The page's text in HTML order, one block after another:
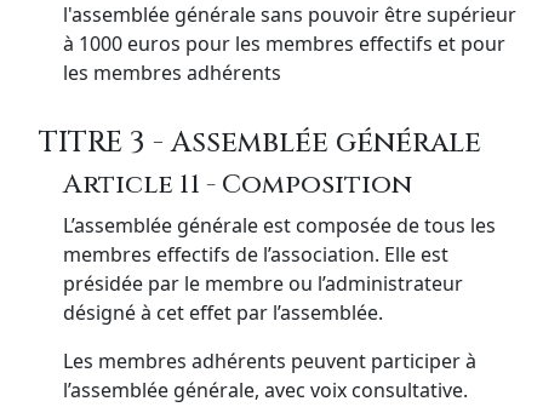
l'assemblée générale sans pouvoir être supérieur
à 1000 euros pour les membres effectifs et pour
les membres adhérents
TITRE 3 - Assemblée générale
Article 11 - Composition
L’assemblée générale est composée de tous les
membres effectifs de l’association. Elle est
présidée par le membre ou l’administrateur
désigné à cet effet par l’assemblée.
Les membres adhérents peuvent participer à
l’assemblée générale, avec voix consultative.